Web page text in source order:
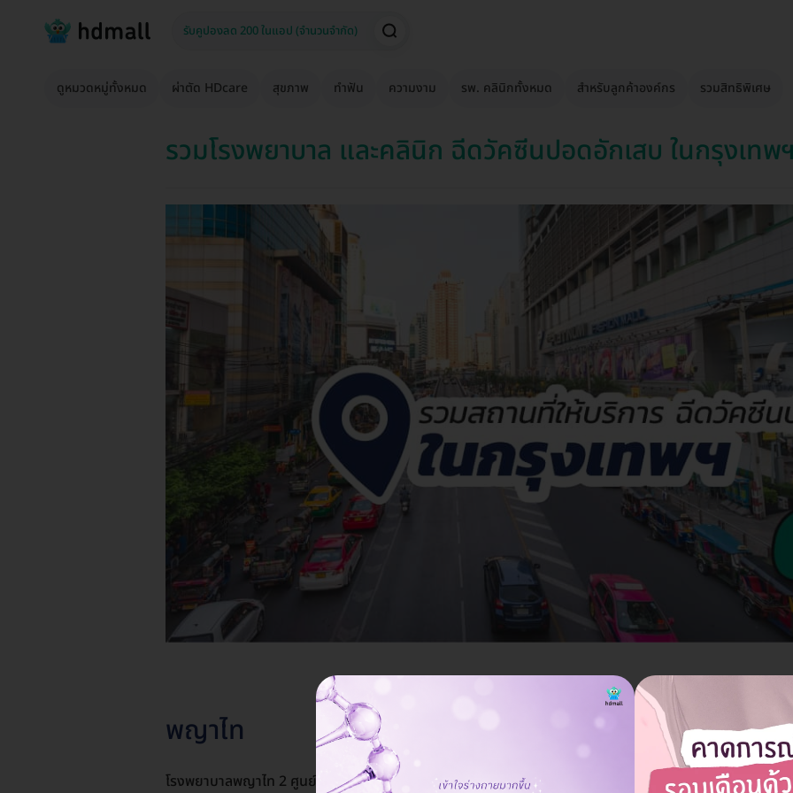
ดูหมวดหมู่ทั้งหมด ผ่าตัด HDcare สุขภาพ ทำฟัน ความงาม รพ. คลินิกทั้งหมด สำหรับลูกค้าองค์กร รวมสิทธิพิเศษ
รวมโรงพยาบาล และคลินิก ฉีดวัคซีนปอดอักเสบ ในกรุงเทพ
พญาไท
โรงพยาบาลพญาไท 2 ศูนย์อายุรกรรม